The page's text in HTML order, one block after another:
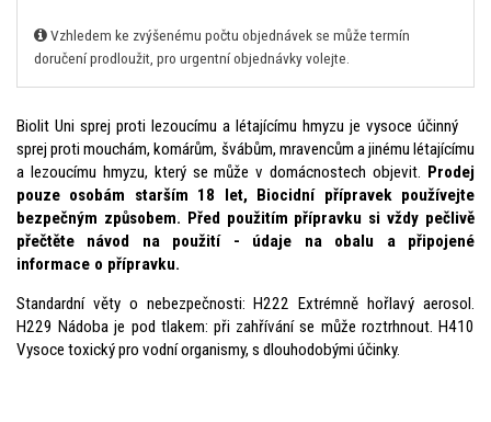
Vzhledem ke zvýšenému počtu objednávek se může termín
doručení prodloužit, pro urgentní objednávky volejte.
Biolit Uni sprej proti lezoucímu a létajícímu hmyzu je vysoce účinný
sprej proti mouchám, komárům, švábům, mravencům a jinému létajícímu
a lezoucímu hmyzu, který se může v domácnostech objevit. Prodej
pouze osobám starším 18 let, Biocidní přípravek používejte
bezpečným způsobem. Před použitím přípravku si vždy pečlivě
přečtěte návod na použití - údaje na obalu a připojené
informace o přípravku.
Standardní věty o nebezpečnosti: H222 Extrémně hořlavý aerosol.
H229 Nádoba je pod tlakem: při zahřívání se může roztrhnout. H410
Vysoce toxický pro vodní organismy, s dlouhodobými účinky.